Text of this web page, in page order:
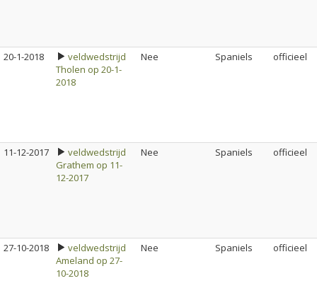
20-1-2018
veldwedstrijd
Tholen op 20-1-
2018
Nee Spaniels officieel
11-12-2017
veldwedstrijd
Grathem op 11-
12-2017
Nee Spaniels officieel
27-10-2018
veldwedstrijd
Ameland op 27-
10-2018
Nee Spaniels officieel